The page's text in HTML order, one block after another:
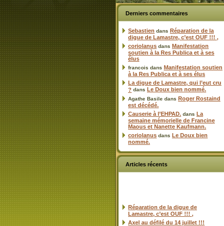
Derniers commentaires
Sebastien dans Réparation de la
digue de Lamastre, c’est OUF !!! ,
coriolanus dans Manifestation
soutien à la Res Publica et à ses
élus
francois dans Manifestation soutien
à la Res Publica et à ses élus
La digue de Lamastre, qui l’eut cru
? dans Le Doux bien nommé.
Agathe Basile dans Roger Rostaind
est décédé.
Causerie à l’EHPAD. dans La
semaine mémorielle de Francine
Maous et Nanette Kaufmann.
coriolanus dans Le Doux bien
nommé.
Articles récents
Réparation de la digue de
Lamastre, c’est OUF !!! ,
Axel au défilé du 14 juillet !!!